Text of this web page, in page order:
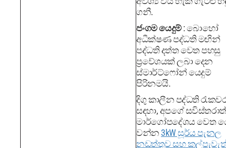
ගනී.
ජංගම යෙදුම්: බොහෝ
අධීක්ෂණ පද්ධති මඟින්
පද්ධති දත්ත වෙත පහසු
ප්‍රවේශයක් ලබා දෙන
ස්මාර්ට්ෆෝන් යෙදුම්
පිරිනමයි.
දිගු කාලීන පද්ධති
සඳහා, අපගේ
මාර්ගෝපදේශය වෙත
වන්න 3kW සූර්ය පැනල
නඩත්තුව සහ